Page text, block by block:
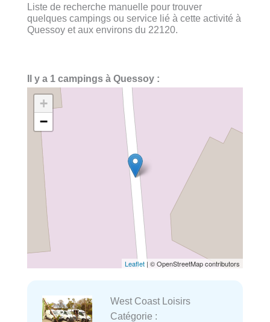
Liste de recherche manuelle pour trouver
quelques campings ou service lié à cette activité à
Quessoy et aux environs du 22120.
Il y a 1 campings à Quessoy :
+
−
Leaflet | © OpenStreetMap contributors
West Coast Loisirs
Catégorie :